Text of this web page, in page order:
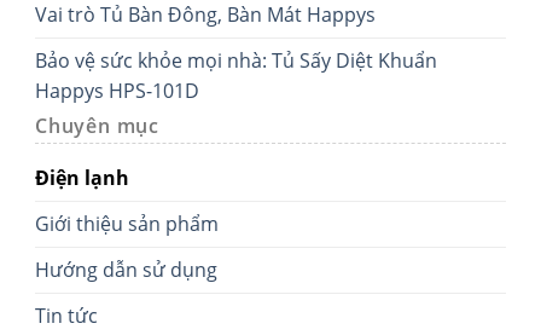
Vai trò Tủ Bàn Đông, Bàn Mát Happys
Bảo vệ sức khỏe mọi nhà: Tủ Sấy Diệt Khuẩn
Happys HPS-101D
Chuyên mục
Điện lạnh
Giới thiệu sản phẩm
Hướng dẫn sử dụng
Tin tức